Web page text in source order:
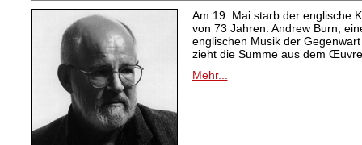
Am 19. Mai starb der englische
von 73 Jahren. Andrew Burn,
englischen Musik der
zieht die Summe aus dem
Mehr...